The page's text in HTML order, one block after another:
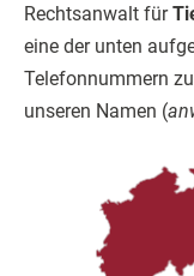
Rechtsanwalt für
eine der unten
Telefonnummern
unseren Namen (